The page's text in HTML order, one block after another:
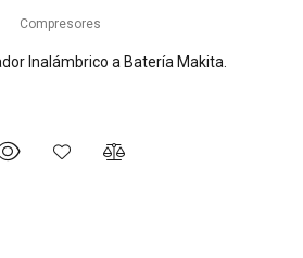
Compresores
Inalámbrico a Batería Makita.